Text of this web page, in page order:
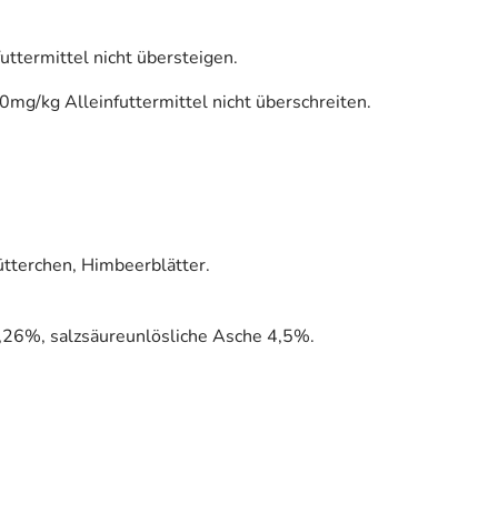
nicht übersteigen.
kg Alleinfuttermittel nicht überschreiten.
Himbeerblätter.
salzsäureunlösliche Asche 4,5%.